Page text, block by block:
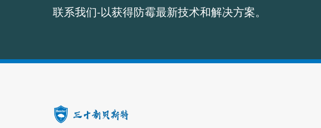
联系我们-以获得防霉最新技术和解决方案。